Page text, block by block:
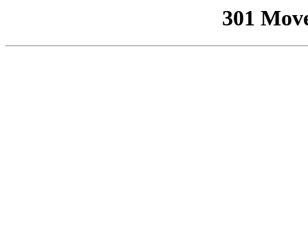
301